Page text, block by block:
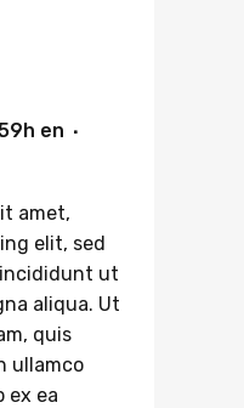
en
amet,
elit, sed
ut
aliqua. Ut
quis
ullamco
ex ea